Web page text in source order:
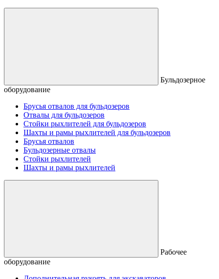
Бульдозерное
оборудование
Брусья отвалов для бульдозеров
Отвалы для бульдозеров
Стойки рыхлителей для бульдозеров
Шахты и рамы рыхлителей для бульдозеров
Брусья отвалов
Бульдозерные отвалы
Стойки рыхлителей
Шахты и рамы рыхлителей
Рабочее
оборудование